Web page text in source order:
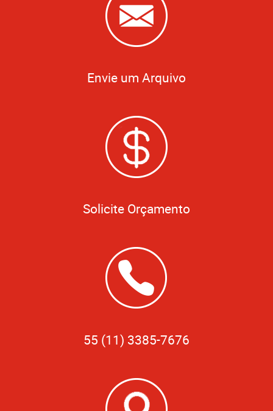
Envie um Arquivo
Solicite Orçamento
55 (11) 3385-7676